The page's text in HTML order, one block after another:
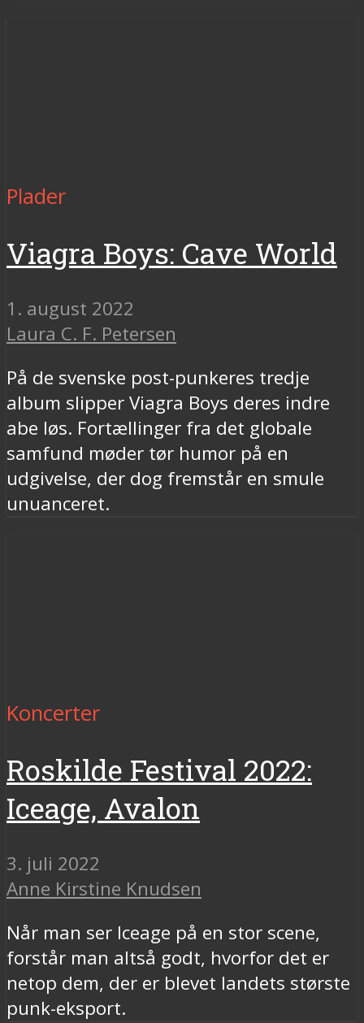
Plader
Viagra Boys: Cave World
1. august 2022
Laura C. F. Petersen
På de svenske post-punkeres tredje
album slipper Viagra Boys deres indre
abe løs. Fortællinger fra det globale
samfund møder tør humor på en
udgivelse, der dog fremstår en smule
unuanceret.
Koncerter
Roskilde Festival 2022:
Iceage, Avalon
3. juli 2022
Anne Kirstine Knudsen
Når man ser Iceage på en stor scene,
forstår man altså godt, hvorfor det er
netop dem, der er blevet landets største
punk-eksport.